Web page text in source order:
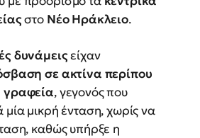
στο Νέο Ηράκλειο.
δυνάμειςείχαν
σε ακτίνα περίπου
, γεγονός που
μικρή ένταση, χωρίς να
καθώς υπήρξε η